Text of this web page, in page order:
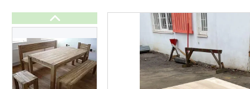
Презентації
Реєстраційні документи